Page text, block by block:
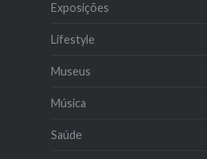
Exposições
Lifestyle
Museus
Música
Saúde